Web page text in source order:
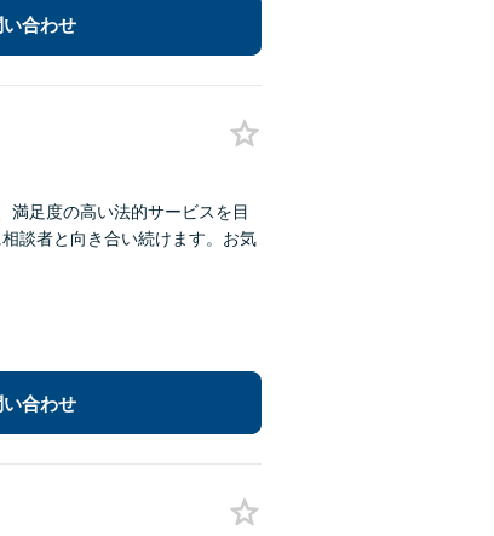
い合わせ
満足度の高い法的サービスを目
談者と向き合い続けます。お気
い合わせ